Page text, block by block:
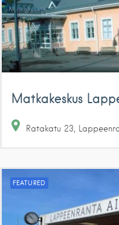
Matkakeskus
Ratakatu 23
FEATURED